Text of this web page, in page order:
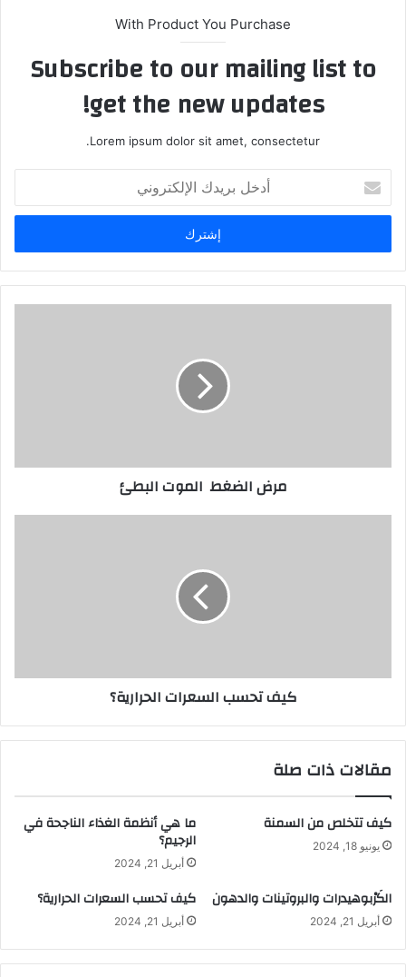
With Product You Purchase
Subscribe to our mailing list to
get the new updates!
Lorem ipsum dolor sit amet, consectetur.
بريدك
الإلكتروني
مرض الضغط الموت البطئ
كيف تحسب السعرات الحرارية؟
مقالات ذات صلة
كيف تتخلص من السمنة
يونيو 18, 2024
ما هي أنظمة الغذاء الناجحة في
الرجيم؟
أبريل 21, 2024
الكَرْبوهيدرات والبروتينات والدهون
أبريل 21, 2024
كيف تحسب السعرات الحرارية؟
أبريل 21, 2024